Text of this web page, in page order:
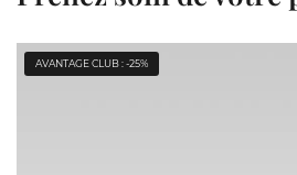
AVANTAGE CLUB : -25%